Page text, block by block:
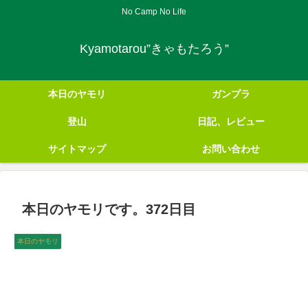
No Camp No Life
Kyamotarou”きゃもたろう”
本日のヤモリ ガンプラ
登山 日記、レビュー
サイトマップ お問い合わせ
本日のヤモリです。372日目
本日のヤモリ